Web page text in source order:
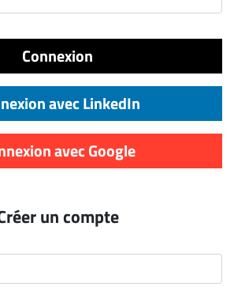
Connexion
avec LinkedIn
avec Google
un compte